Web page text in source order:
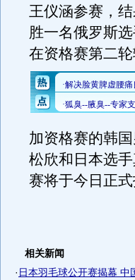
王仪涵参赛，
胜一名俄罗斯
在资格赛第二轮
加资格赛的韩
松欣和日本选
赛将于今日正式
相关新闻
· 日本羽毛球公开赛揭幕 中